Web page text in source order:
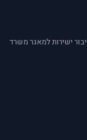
ישירות למאגר משרד